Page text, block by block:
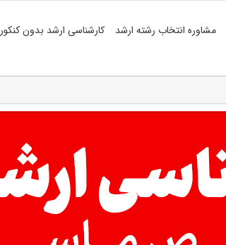
مشاوره انتخاب رشته ارشد کارشناسی ارشد بدون کنکور